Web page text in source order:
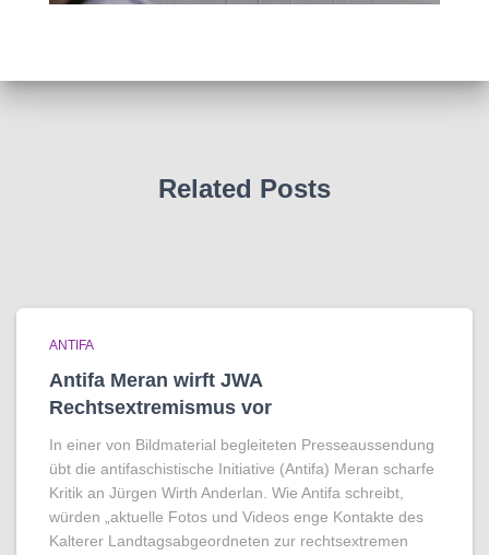
Related Posts
ANTIFA
Antifa Meran wirft JWA
Rechtsextremismus vor
In einer von Bildmaterial begleiteten Presseaussendung
übt die antifaschistische Initiative (Antifa) Meran scharfe
Kritik an Jürgen Wirth Anderlan. Wie Antifa schreibt,
würden „aktuelle Fotos und Videos enge Kontakte des
Kalterer Landtagsabgeordneten zur rechtsextremen